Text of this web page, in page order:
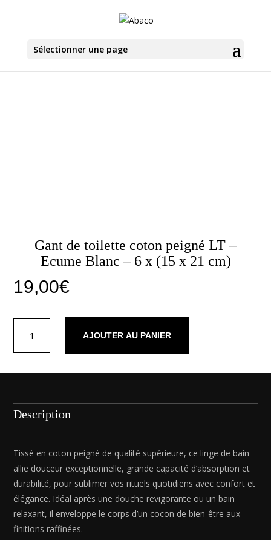
Sélectionner une page
Gant de toilette coton peigné LT –
Ecume Blanc – 6 x (15 x 21 cm)
19,00€
Gant
peigné
LT
Ecume
Blanc
x
(15
x
AJOUTER AU PANIER
Description
Tissé en coton peigné de qualité supérieure, ce linge de bain
allie douceur exceptionnelle, grande capacité d’absorption et
durabilité, pour sublimer vos rituels quotidiens avec confort et
élégance. Idéal après une douche revigorante ou un bain
relaxant, il enveloppe le corps d’un cocon de bien-être aux
finitions raffinées.